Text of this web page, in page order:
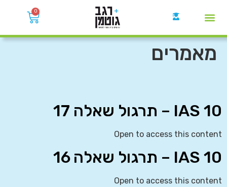
0
מאמרים
IAS 10 – תרגול שאלה 17
Open to access this content
IAS 10 – תרגול שאלה 16
Open to access this content